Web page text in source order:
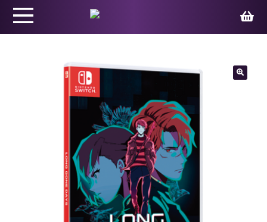
Productos
Ed. Coleccionista
Merchandising
Contacto
Carrito